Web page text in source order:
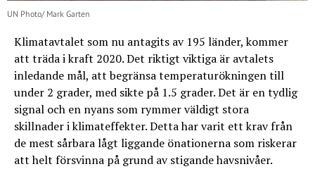
UN Photo/ Mark Garten
Klimatavtalet som nu antagits av 195 länder, kommer
att träda i kraft 2020. Det riktigt viktiga är avtalets
inledande mål, att begränsa temperaturökningen till
under 2 grader, med sikte på 1.5 grader. Det är en tydlig
signal och en nyans som rymmer väldigt stora
skillnader i klimateffekter. Detta har varit ett krav från
de mest sårbara lågt liggande önationerna som riskerar
att helt försvinna på grund av stigande havsnivåer.